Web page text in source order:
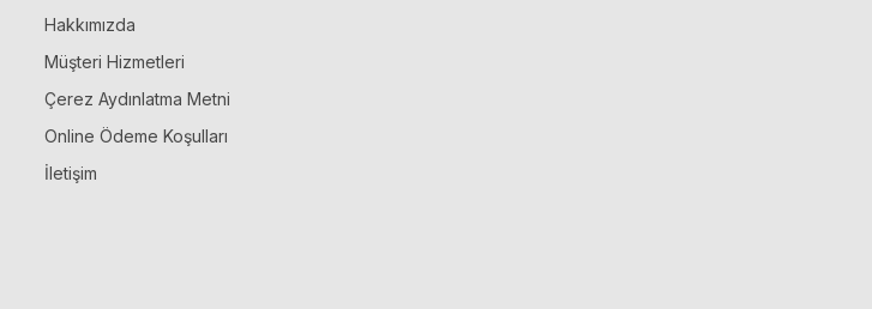
Hakkımızda
Müşteri Hizmetleri
Çerez Aydınlatma Metni
Online Ödeme Koşulları
İletişim